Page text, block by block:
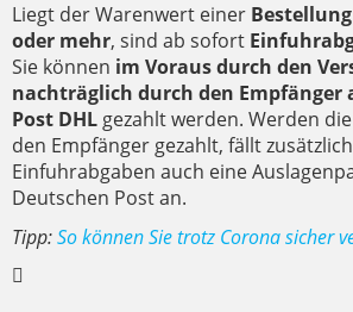
Liegt der Warenwert einer
oder mehr, sind ab sofort
Sie können im Voraus durch den
nachträglich durch den Empfänger
Post DHL gezahlt werden. Werden
den Empfänger gezahlt, fällt
Einfuhrabgaben auch eine
Deutschen Post an.
Tipp:So können Sie trotz Corona sicher